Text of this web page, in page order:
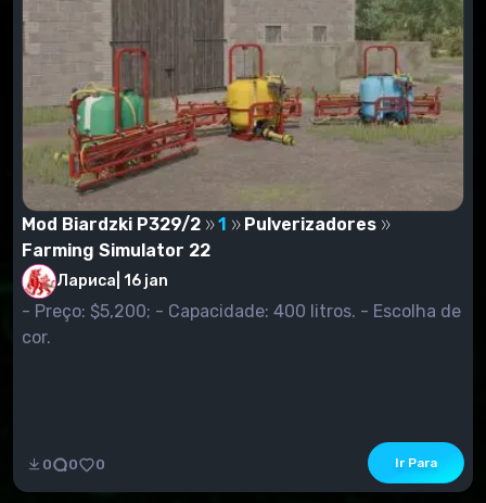
Mod Biardzki P329/2 1
Pulverizadores
Farming Simulator 22
Лариса 16 jan
- Preço: $5,200; - Capacidade: 400 litros. - Escolha de
cor.
0 0 0 Ir Para